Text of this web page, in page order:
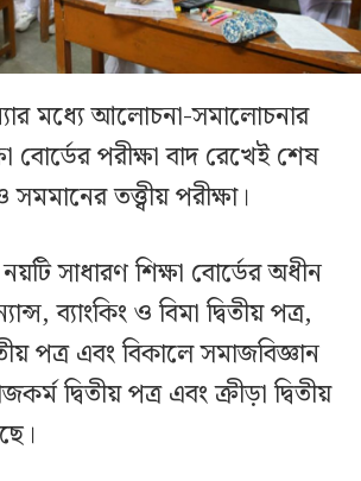
মধ্যে আলোচনা-সমালোচনার
বোর্ডের পরীক্ষা বাদ রেখেই শেষ
তত্ত্বীয় পরীক্ষা।
সাধারণ শিক্ষা বোর্ডের অধীন
ব্যাংকিং ও বিমা দ্বিতীয় পত্র,
পত্র এবং বিকালে সমাজবিজ্ঞান
দ্বিতীয় পত্র এবং ক্রীড়া দ্বিতীয়